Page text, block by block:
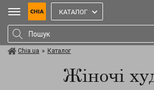
КАТАЛОГ
Chia.ua » Каталог
Жіночі